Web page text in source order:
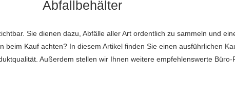
Abfallbehälter
Sie dienen dazu, Abfälle aller Art ordentlich zu sammeln und
beim Kauf achten? In diesem Artikel finden Sie einen ausführlichen
Außerdem stellen wir Ihnen weitere empfehlenswerte